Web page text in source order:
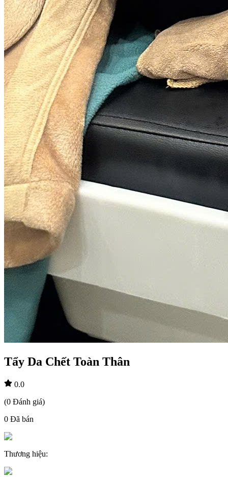
Tẩy Da Chết Toàn Thân
0.0
(0 Đánh giá)
0 Đã bán
Thương hiệu: